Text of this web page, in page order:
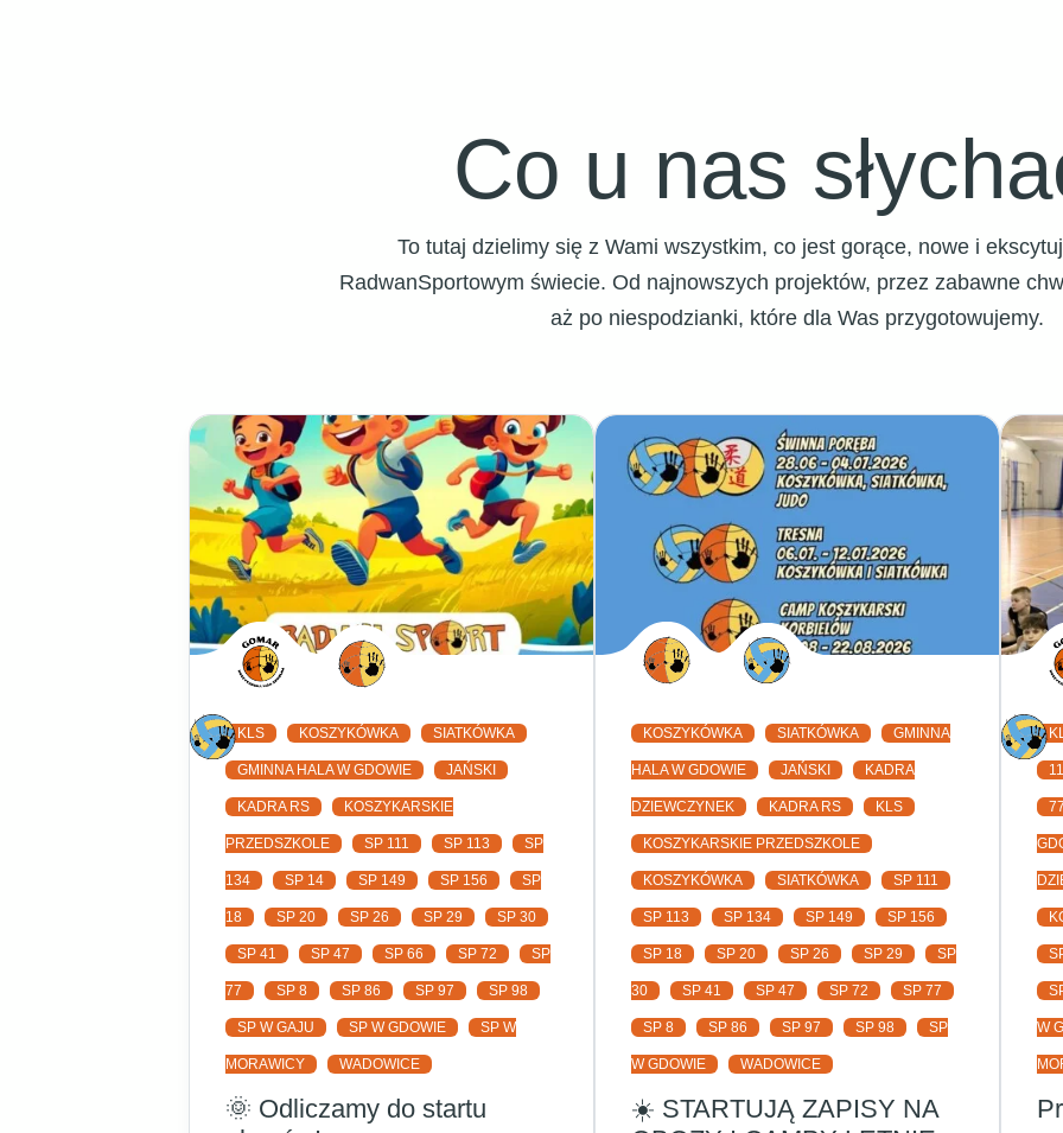
Co u nas
To tutaj dzielimy się z Wami wszystkim, co jest gorące, nowe i
RadwanSportowym świecie. Od najnowszych projektów, przez zabawne
aż po niespodzianki, które dla Was przygotowujemy.
KLS KOSZYKÓWKA SIATKÓWKA
GMINNA HALA W GDOWIE JAŃSKI
KADRA RS KOSZYKARSKIE
PRZEDSZKOLE SP 111 SP 113 SP
134 SP 14 SP 149 SP 156 SP
18 SP 20 SP 26 SP 29 SP 30
SP 41 SP 47 SP 66 SP 72 SP
77 SP 8 SP 86 SP 97 SP 98
SP W GAJU SP W GDOWIE SP W
MORAWICY WADOWICE
🌞 Odliczamy do startu
KOSZYKÓWKA SIATKÓWKA GMINNA
HALA W GDOWIE JAŃSKI KADRA
DZIEWCZYNEK KADRA RS KLS
KOSZYKARSKIE PRZEDSZKOLE
KOSZYKÓWKA SIATKÓWKA SP 111
SP 113 SP 134 SP 149 SP 156
SP 18 SP 20 SP 26 SP 29 SP
30 SP 41 SP 47 SP 72 SP 77
SP 8 SP 86 SP 97 SP 98 SP
W GDOWIE WADOWICE
☀️ STARTUJĄ ZAPISY NA
W